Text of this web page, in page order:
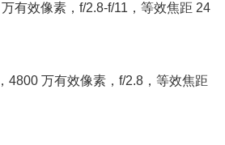
有效像素，f/2.8-f/11，等效焦距 24
4800 万有效像素，f/2.8，等效焦距